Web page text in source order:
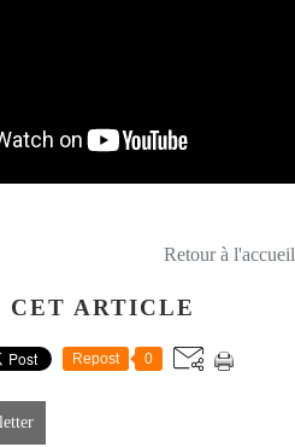
Retour à l'accueil
CET ARTICLE
Repost 0